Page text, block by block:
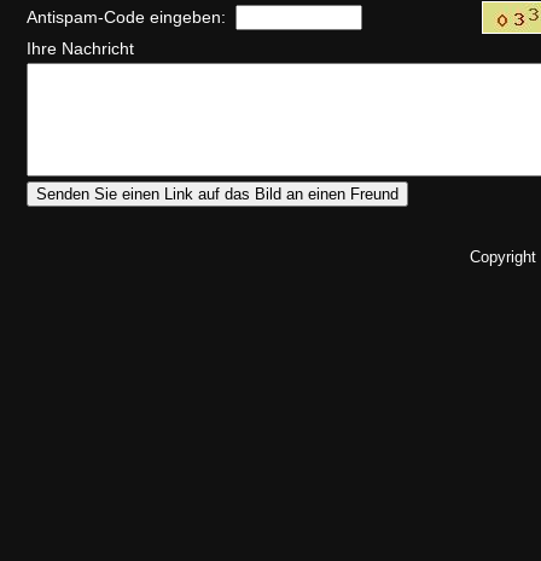
Antispam-Code eingeben:
Ihre Nachricht